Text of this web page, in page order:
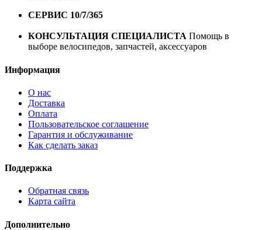
СЕРВИС 10/7/365
КОНСУЛЬТАЦИЯ СПЕЦИАЛИСТА Помощь в
выборе велосипедов, запчастей, аксессуаров
Информация
О нас
Доставка
Оплата
Пользовательское соглашение
Гарантия и обслуживание
Как сделать заказ
Поддержка
Обратная связь
Карта сайта
Дополнительно